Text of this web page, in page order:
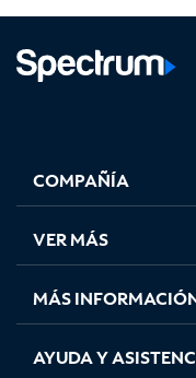
abre
en
pestaña
nueva
abre
en
pestaña
nueva
abre
en
pestaña
nueva
en
nueva
COMPAÑÍA
VER MÁS
MÁS
AYUDA Y